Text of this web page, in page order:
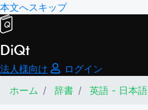
本文へスキップ
DiQt
法人様向け
ログイン
ホーム
辞書 英語 - 日本語